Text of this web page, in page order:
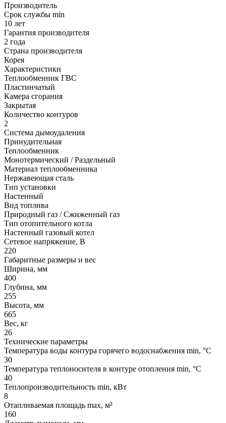
Производитель
Срок службы min
10 лет
Гарантия производителя
2 года
Страна производителя
Корея
Характеристики
Теплообменник ГВС
Пластинчатый
Камера сгорания
Закрытая
Количество контуров
2
Система дымоудаления
Принудительная
Теплообменник
Монотермический / Раздельный
Материал теплообменника
Нержавеющая сталь
Тип установки
Настенный
Вид топлива
Природный газ / Сжиженный газ
Тип отопительного котла
Настенный газовый котел
Сетевое напряжение, В
220
Габаритные размеры и вес
Ширина, мм
400
Глубина, мм
255
Высота, мм
665
Вес, кг
26
Технические параметры
Температура воды контура горячего водоснабжения min, °С
30
Температура теплоносителя в контуре отопления min, °С
40
Теплопроизводительность min, кВт
8
Отапливаемая площадь max, м²
160